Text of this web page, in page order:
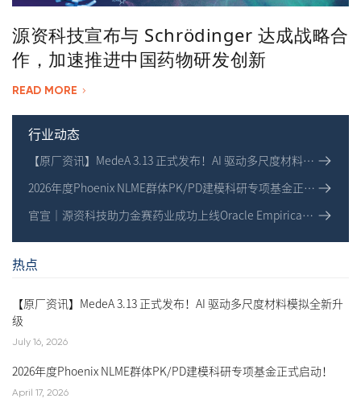
源资科技宣布与 Schrödinger 达成战略合
作，加速推进中国药物研发创新
READ MORE
行业动态
【原厂资讯】MedeA 3.13 正式发布！AI 驱动多尺度材料模
拟全新升级
2026年度Phoenix NLME群体PK/PD建模科研专项基金正式
启动！
官宣｜源资科技助力金赛药业成功上线Oracle Empirica系
统
热点
【原厂资讯】MedeA 3.13 正式发布！AI 驱动多尺度材料模拟全新升
级
July 16, 2026
2026年度Phoenix NLME群体PK/PD建模科研专项基金正式启动！
April 17, 2026